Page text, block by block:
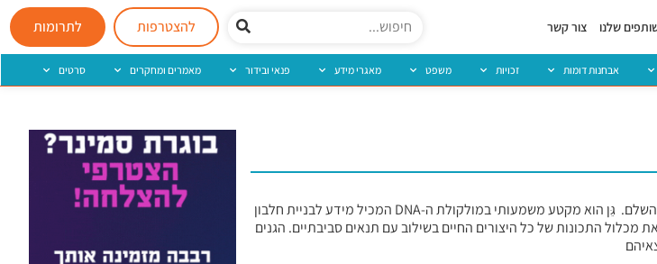
שלנו צור קשר להצטרפות לתרומות
אבחנות דומות זכויות משפט מאגרי מידע פנאי ובידור מאמרים ומחקרים סרטים
נקראים לעיתים גם DNA. גנים הם הצופן שעל פיו הגוף נבנה ממרמת התא הראשון עד להיווצרות האדם השלם. גֵּן הוא מקטע משמעותי במולקולת ה-DNA המכיל מידע לבניית חלבון
התכונות של כל היצורים החיים בשילוב עם תנאים סביבתיים. הגנים